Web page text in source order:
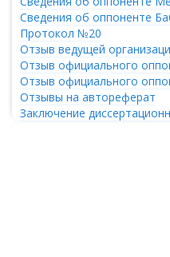
Сведения об оппоненте
Протокол №20
Отзыв ведущей
Отзыв официального
Отзыв официального
Отзывы на автореферат
Заключение